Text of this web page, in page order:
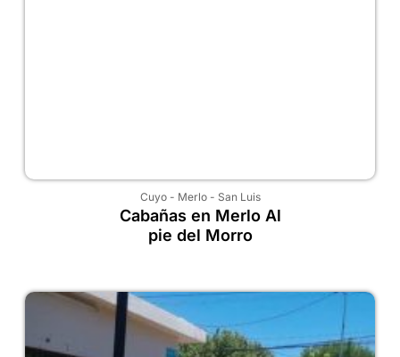
Cuyo- Merlo- San Luis
Cabañas en Merlo Al
pie del Morro